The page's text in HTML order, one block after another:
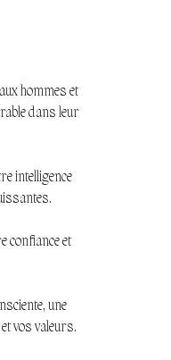
hommes et
dans leur
intelligence
confiance et
une
vos valeurs.